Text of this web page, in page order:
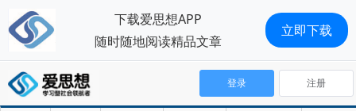
登录 注册
下载爱思想APP
随时随地阅读精品文章
立即下载